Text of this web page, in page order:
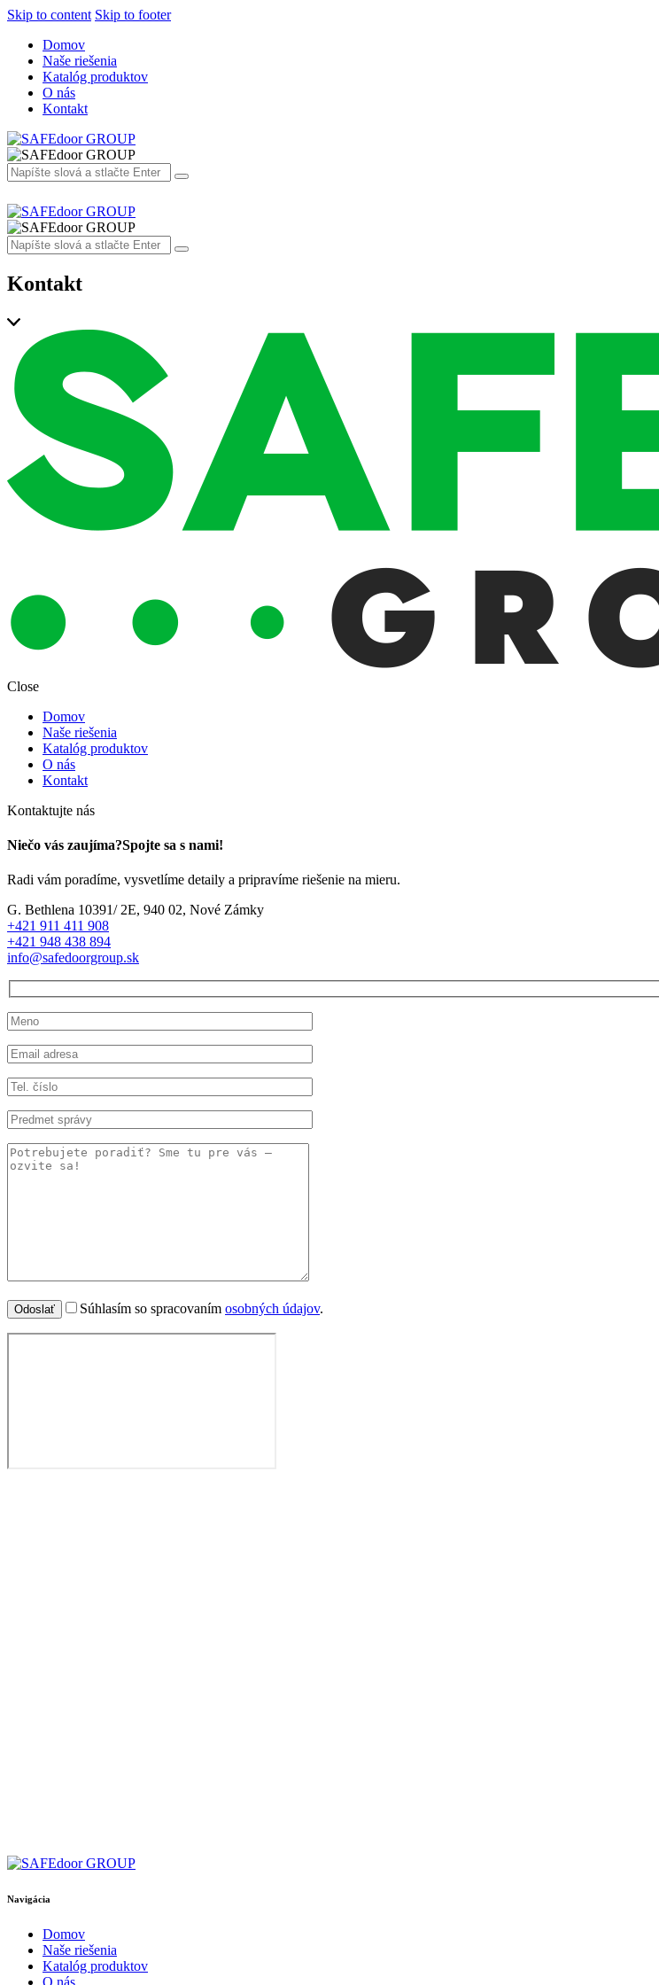
Skip to content Skip to footer
Domov
Naše riešenia
Katalóg produktov
O nás
Kontakt
Kontakt
Close
Domov
Naše riešenia
Katalóg produktov
O nás
Kontakt
facebook-
instagram
Kontaktujte nás
Niečo vás zaujíma?Spojte sa s nami!
Radi vám poradíme, vysvetlíme detaily a pripravíme riešenie na mieru.
G. Bethlena 10391/ 2E, 940 02, Nové Zámky
+421 911 411 908
+421 948 438 894
info@safedoorgroup.sk
Súhlasím so spracovaním osobných údajov.
Navigácia
Domov
Naše riešenia
Katalóg produktov
O nás